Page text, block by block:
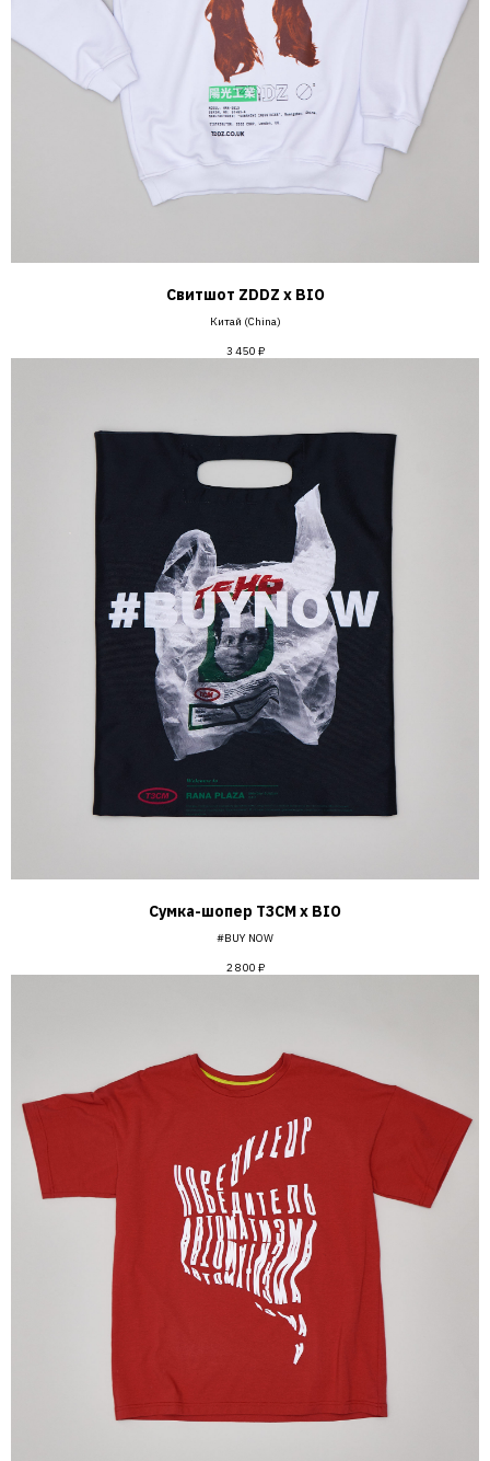
Свитшот ZDDZ х BIO
Китай (China)
3 450 ₽
Сумка-шопер Т3СМ х BIO
#BUY NOW
2 800 ₽